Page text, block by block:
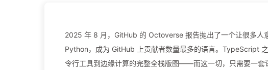
2025 年 8 月，GitHub 的 Octoverse 报告抛出了一个让很多
Python，成为 GitHub 上贡献者数量最多的语言。TypeScript
令行工具到边缘计算的完整全栈版图——而这一切，只需要一套